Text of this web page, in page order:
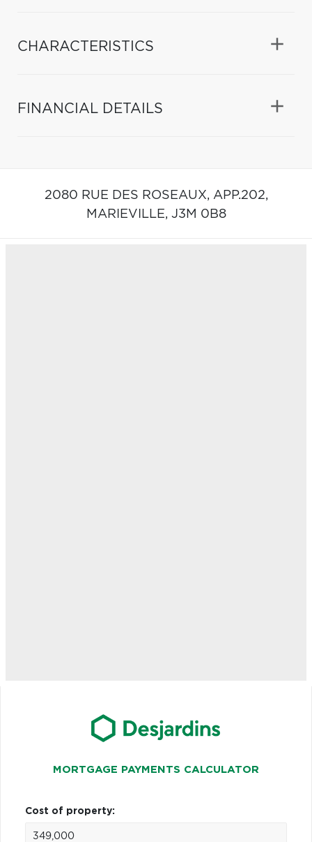
CHARACTERISTICS
FINANCIAL DETAILS
2080 RUE DES ROSEAUX, APP.202,
MARIEVILLE, J3M 0B8
MORTGAGE PAYMENTS CALCULATOR
Cost of property: